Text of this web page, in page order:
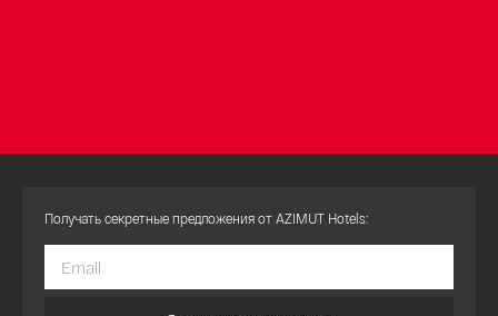
Получать секретные предложения от AZIMUT Hotels: